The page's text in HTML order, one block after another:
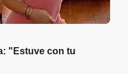
"Estuve con tu